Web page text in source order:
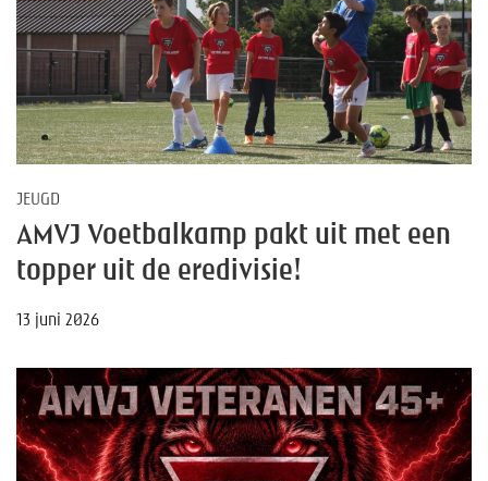
JEUGD
AMVJ Voetbalkamp pakt uit met een
topper uit de eredivisie!
13 juni 2026